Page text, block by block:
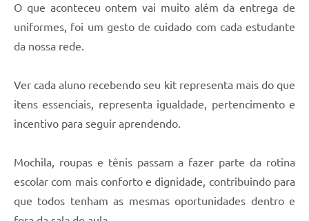
O que aconteceu ontem vai muito além da entrega de
uniformes, foi um gesto de cuidado com cada estudante
da nossa rede.
Ver cada aluno recebendo seu kit representa mais do que
itens essenciais, representa igualdade, pertencimento e
incentivo para seguir aprendendo.
Mochila, roupas e tênis passam a fazer parte da rotina
escolar com mais conforto e dignidade, contribuindo para
que todos tenham as mesmas oportunidades dentro e